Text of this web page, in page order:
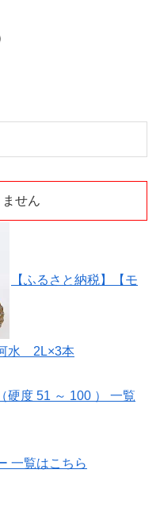
せん
【ふるさと納税】【モ
水 2L×3本
硬度 51 ～ 100 ） 一覧
一覧はこちら